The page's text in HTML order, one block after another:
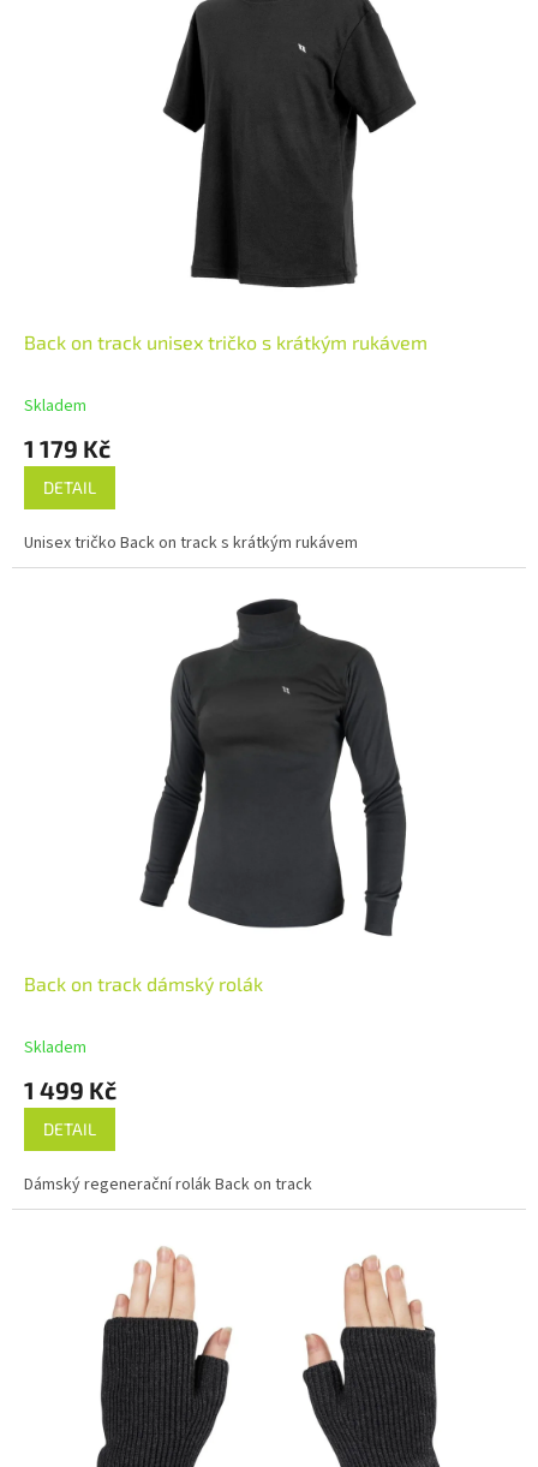
Back on track unisex tričko s krátkým rukávem
Skladem
1 179 Kč
DETAIL
Unisex tričko Back on track s krátkým rukávem
Back on track dámský rolák
Skladem
1 499 Kč
DETAIL
Dámský regenerační rolák Back on track